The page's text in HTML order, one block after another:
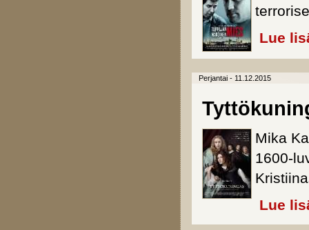
Lue
Perjantai - 11.12.2015
Mika
1600-
Lue